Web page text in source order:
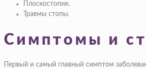
Плоскостопие.
Травмы стопы.
Симптомы и
Первый и самый главный симптом